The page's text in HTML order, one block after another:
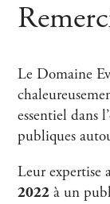
Le Domaine
essentiel dans
publiques
Leur expertise
2022 à un